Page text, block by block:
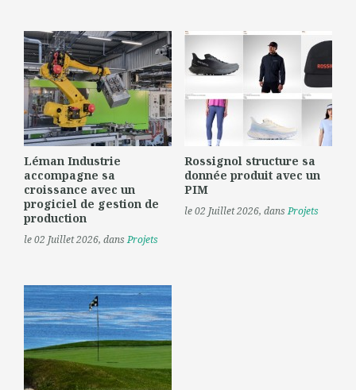
Léman Industrie
accompagne sa
croissance avec un
progiciel de gestion de
production
le 02 Juillet 2026, dansProjets
Rossignol structure sa
donnée produit avec un
PIM
le 02 Juillet 2026, dansProjets